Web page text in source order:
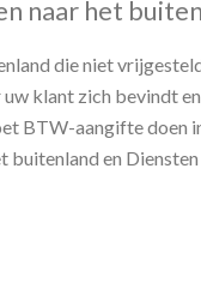
naar het
die niet
klant zich bevindt
BTW-aangifte doen
en Diensten